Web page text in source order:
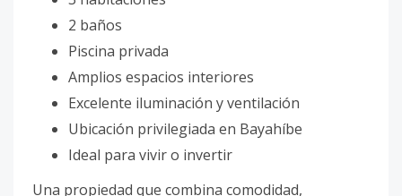
2 baños
Piscina privada
Amplios espacios interiores
Excelente iluminación y ventilación
Ubicación privilegiada en Bayahíbe
Ideal para vivir o invertir
Una propiedad que combina comodidad,